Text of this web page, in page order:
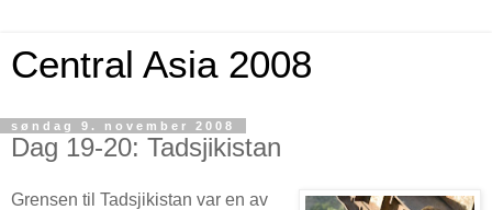
Central Asia 2008
søndag 9. november 2008
Dag 19-20: Tadsjikistan
Grensen til Tadsjikistan var en av